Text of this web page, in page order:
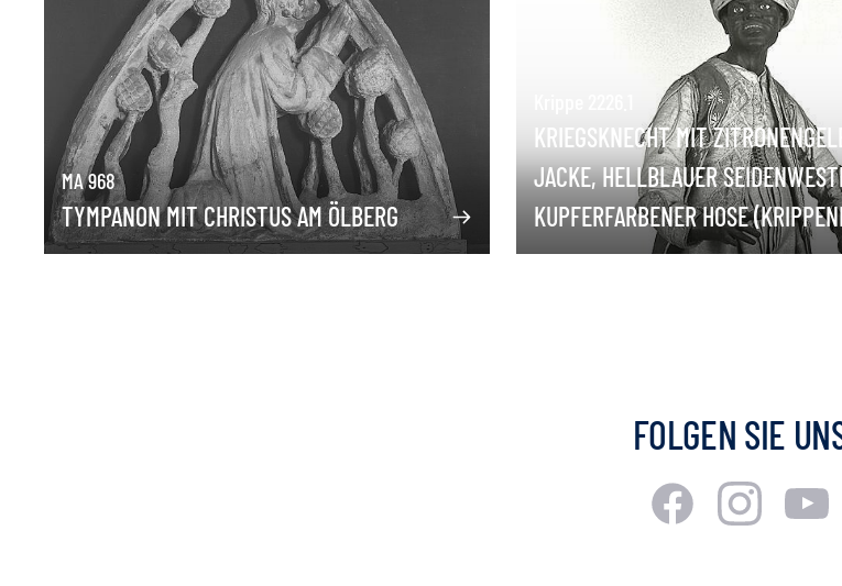
MA 968
TYMPANON MIT CHRISTUS AM ÖLBERG
KRIEGSKNECHT MIT
JACKE, HELLBLAUER
KUPFERFARBENER HOSE
FOLGEN SIE